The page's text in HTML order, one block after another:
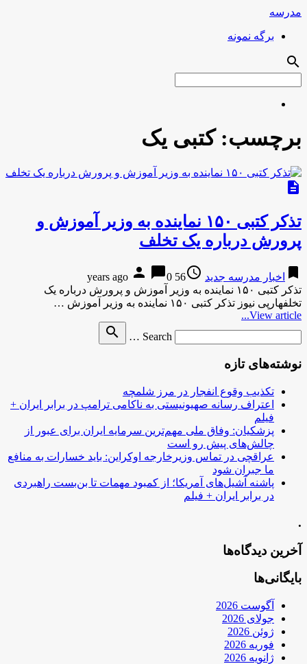
مدرسه
برگه نمونه
search
برچسب:کتبی یک
description
تذکر کتبی ۱۵۰ نماینده به وزیر آموزش و
پرورش درباره یک تخلف
bookmark اخبار مدرسه جدید access_time
56 years ago
person chat_bubble0
تذکر کتبی ۱۵۰ نماینده به وزیر آموزش و پرورش درباره یک
تخلفهارپی نیوز تذکر کتبی ۱۵۰ نماینده به وزیر آموزش …
View article...
Search …
search
نوشته‌های تازه
تکذیب وقوع انفجار در مرز شلمچه
اعتراف رسانه صهیونیستی به ناکامی ترامپ در برابر ایران +
فیلم
پزشکیان: وفاق ملی مهم‌ترین سرمایه ایران برای عبور از
چالش‌های پیش رو است
عراقچی در تماس وزیرخارجه اوکراین: باید خسارات به منافع
ما جبران شود
پاشنه آشیل‌های آمریکا؛ از کمبود مهمات تا بن‌بست راهبردی
در برابر ایران + فیلم
.
آخرین دیدگاه‌ها
بایگانی‌ها
آگوست 2026
جولای 2026
ژوئن 2026
فوریه 2026
ژانویه 2026